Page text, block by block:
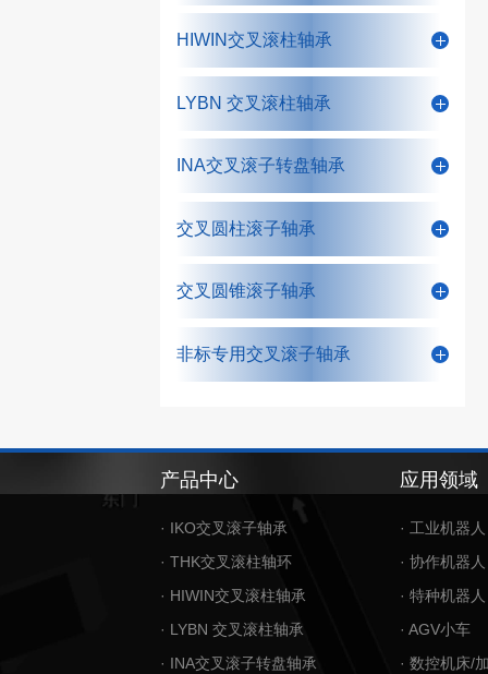
HIWIN交叉滚柱轴承
LYBN 交叉滚柱轴承
INA交叉滚子转盘轴承
交叉圆柱滚子轴承
交叉圆锥滚子轴承
非标专用交叉滚子轴承
产品中心
· IKO交叉滚子轴承
· THK交叉滚柱轴环
· HIWIN交叉滚柱轴承
· LYBN 交叉滚柱轴承
· INA交叉滚子转盘轴承
应用领域
· 工业机器人
· 协作机器人
· 特种机器人
· AGV小车
· 数控机床/